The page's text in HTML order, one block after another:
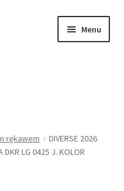
Menu
rękawem
DIVERSE 2026
DKR LG 0425 J. KOLOR